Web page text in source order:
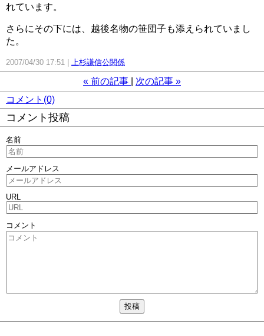
れています。
さらにその下には、越後名物の笹団子も添えられていまし
た。
2007/04/30 17:51 上杉謙信公関係
« 前の記事 次の記事 »
コメント(0)
コメント投稿
名前
メールアドレス
URL
コメント